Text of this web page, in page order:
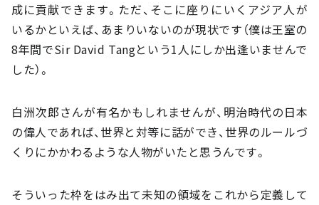
成に貢献できます。ただ、そこに座りにいくアジア人が
いるかといえば、あまりいないのが現状です（僕は王室の
8年間でSir David Tangという1人にしか出逢いませんで
した）。
白洲次郎さんが有名かもしれませんが、明治時代の日本
の偉人であれば、世界と対等に話ができ、世界のルールづ
くりにかかわるような人物がいたと思うんです。
そういった枠をはみ出て未知の領域をこれから定義して